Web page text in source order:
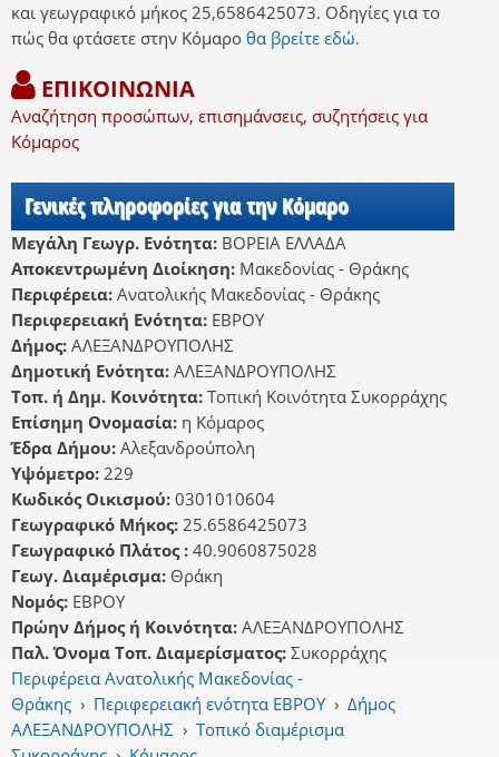
και γεωγραφικό μήκος 25,6586425073. Οδηγίες για το
πώς θα φτάσετε στην Κόμαρο θα βρείτε εδώ.
ΕΠΙΚΟΙΝΩΝΙΑ
Αναζήτηση προσώπων, επισημάνσεις, συζητήσεις για
Κόμαρος
Γενικές πληροφορίες για την Κόμαρο
Μεγάλη Γεωγρ. Ενότητα: ΒΟΡΕΙΑ ΕΛΛΑΔΑ
Αποκεντρωμένη Διοίκηση: Μακεδονίας - Θράκης
Περιφέρεια: Ανατολικής Μακεδονίας - Θράκης
Περιφερειακή Ενότητα: ΕΒΡΟΥ
Δήμος: ΑΛΕΞΑΝΔΡΟΥΠΟΛΗΣ
Δημοτική Ενότητα: ΑΛΕΞΑΝΔΡΟΥΠΟΛΗΣ
Τοπ. ή Δημ. Κοινότητα: Τοπική Κοινότητα Συκορράχης
Επίσημη Ονομασία: η Κόμαρος
Έδρα Δήμου: Αλεξανδρούπολη
Υψόμετρο: 229
Κωδικός Οικισμού: 0301010604
Γεωγραφικό Μήκος: 25.6586425073
Γεωγραφικό Πλάτος : 40.9060875028
Γεωγ. Διαμέρισμα: Θράκη
Νομός: ΕΒΡΟΥ
Πρώην Δήμος ή Κοινότητα: ΑΛΕΞΑΝΔΡΟΥΠΟΛΗΣ
Παλ. Όνομα Τοπ. Διαμερίσματος: Συκορράχης
Περιφέρεια Ανατολικής Μακεδονίας -
Θράκης › Περιφερειακή ενότητα ΕΒΡΟΥ › Δήμος
ΑΛΕΞΑΝΔΡΟΥΠΟΛΗΣ › Τοπικό διαμέρισμα